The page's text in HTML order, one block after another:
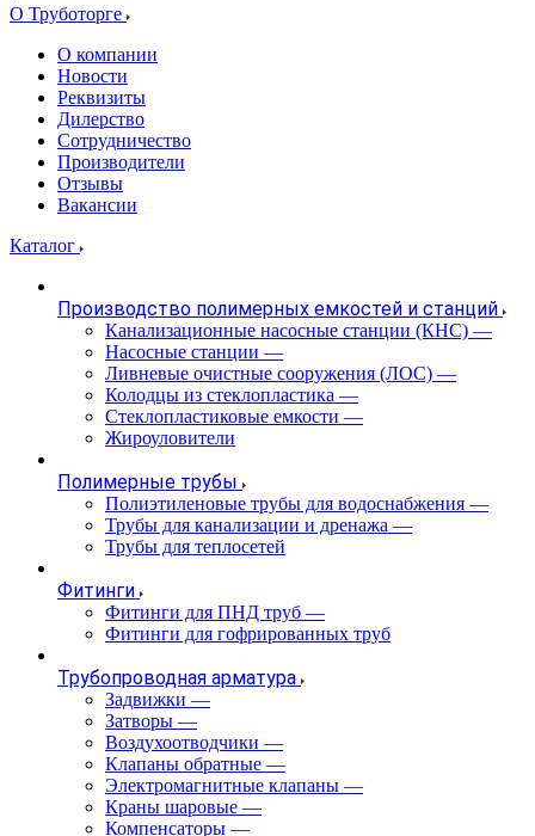
О Труботорге
О компании
Новости
Реквизиты
Дилерство
Сотрудничество
Производители
Отзывы
Вакансии
Каталог
Производство полимерных емкостей и станций
Канализационные насосные станции (КНС) —
Насосные станции —
Ливневые очистные сооружения (ЛОС) —
Колодцы из стеклопластика —
Стеклопластиковые емкости —
Жироуловители
Полимерные трубы
Полиэтиленовые трубы для водоснабжения —
Трубы для канализации и дренажа —
Трубы для теплосетей
Фитинги
Фитинги для ПНД труб —
Фитинги для гофрированных труб
Трубопроводная арматура
Задвижки —
Затворы —
Воздухоотводчики —
Клапаны обратные —
Электромагнитные клапаны —
Краны шаровые —
Компенсаторы —